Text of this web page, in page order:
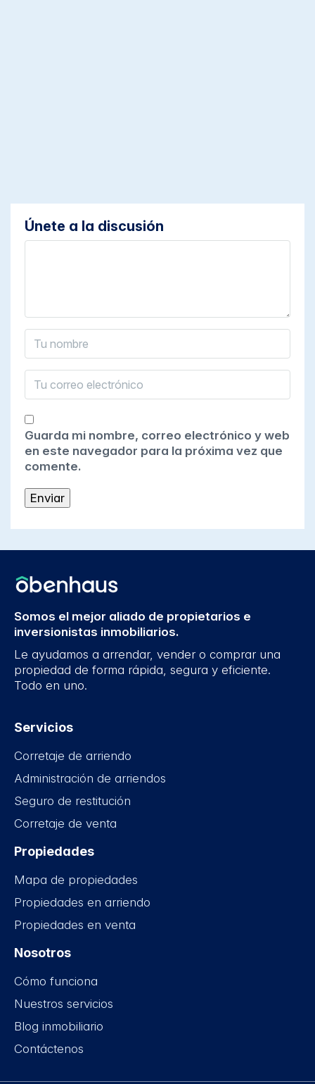
Únete a la discusión
Guarda mi nombre, correo electrónico y web
en este navegador para la próxima vez que
comente.
Somos el mejor aliado de propietarios e
inversionistas inmobiliarios.
Le ayudamos a arrendar, vender o comprar una
propiedad de forma rápida, segura y eficiente.
Todo en uno.
Servicios
Corretaje de arriendo
Administración de arriendos
Seguro de restitución
Corretaje de venta
Propiedades
Mapa de propiedades
Propiedades en arriendo
Propiedades en venta
Nosotros
Cómo funciona
Nuestros servicios
Blog inmobiliario
Contáctenos